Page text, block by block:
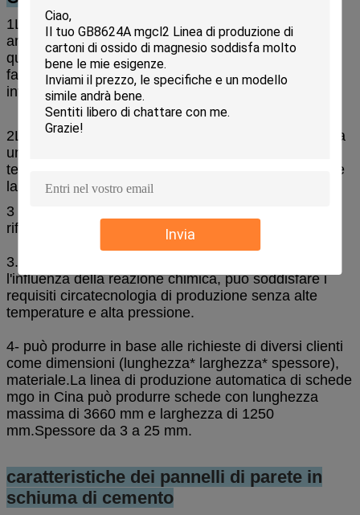
Invia
1La fonte delle materie prime di produzione è
ampiamente diffusa senza restrizioni regionali.
quadro è formato una sola volta dalla macchina. è
facile da usare, basso costo di produzione, piccolo
investimento e rapida efficacia.
2La linea di produzione automatica di cartoni mgo ha
un alto grado di automazione, una semplice
tecnologia di produzione, un basso lavoro
l'intensità e
la linea di produzione è senza rumore e
3 rifiuti (acqua di scarico, gas di scarico e residui di
rifiuti) durante il processo didi produzione.
3. basso consumo energetico di produzione. con
l'influenza della reazione chimica, può soddisfare i
requisiti circatecnologia di produzione senza alte
temperature e alta pressione.
4- può produrre in base alle richieste di diversi clienti
come dimensioni (lunghezza* larghezza* spessore),
materiale.La linea di produzione automatica di schede
mgo in Cina può produrre schede con lunghezza
massima di 3660 mm e larghezza di 1250
mm.Spessore da 3 a 25 mm.
caratteristiche dei pannelli di parete in
schiuma di cemento